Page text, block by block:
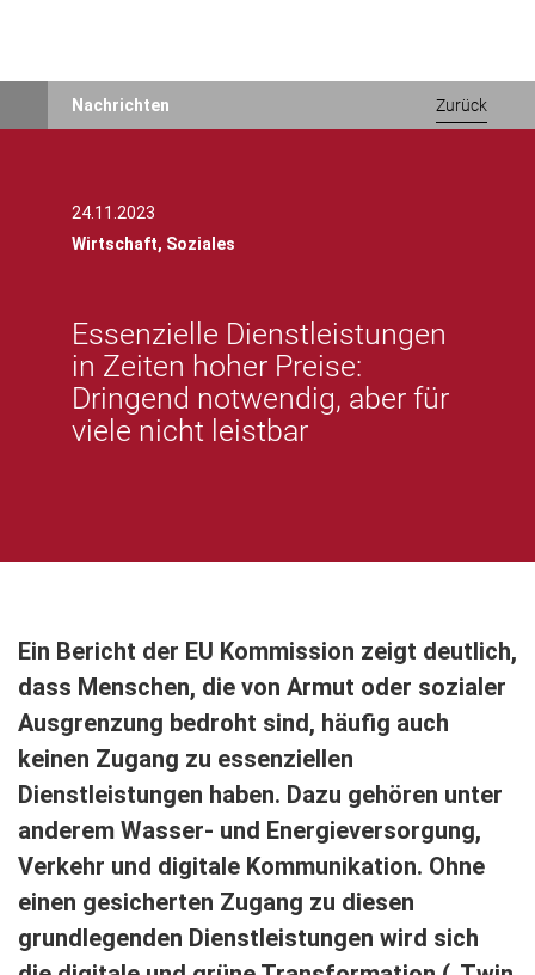
Nachrichten Zurück
24.11.2023
Wirtschaft, Soziales
Essenzielle Dienstleistungen
in Zeiten hoher Preise:
Dringend notwendig, aber für
viele nicht leistbar
Ein Bericht der EU Kommission zeigt deutlich,
dass Menschen, die von Armut oder sozialer
Ausgrenzung bedroht sind, häufig auch
keinen Zugang zu essenziellen
Dienstleistungen haben. Dazu gehören unter
anderem Wasser- und Energieversorgung,
Verkehr und digitale Kommunikation. Ohne
einen gesicherten Zugang zu diesen
grundlegenden Dienstleistungen wird sich